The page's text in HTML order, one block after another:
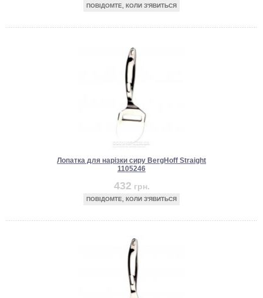
ПОВІДОМТЕ, КОЛИ З'ЯВИТЬСЯ
Лопатка для нарізки сиру BergHoff Straight
1105246
432 грн.
ПОВІДОМТЕ, КОЛИ З'ЯВИТЬСЯ